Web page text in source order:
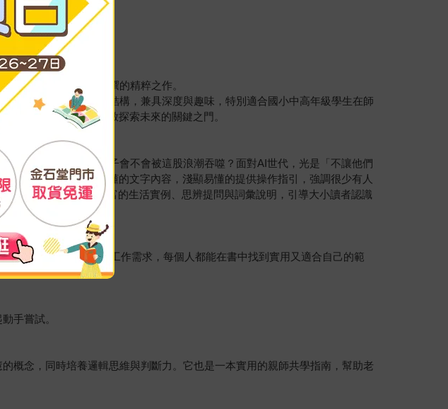
第一線教學經驗所編撰的精粹之作。
理討論」的三明治結構，兼具深度與趣味，特別適合國小中高年級學生在師
刻，共同為下一代開啟探索未來的關鍵之門。
曾像我一樣，擔心孩子會不會被這股浪潮吞噬？面對AI世代，光是「不讓他們
指南》以小學生都能懂的文字內容，淺顯易懂的提供操作指引，強調很少有人
設計原理，並透過豐富的生活實例、思辨提問與詞彙說明，引導大小讀者認識
常生活應用，或因應工作需求，每個人都能在書中找到實用又適合自己的範
！
手嘗試。
概念，同時培養邏輯思維與判斷力。它也是一本實用的親師共學指南，幫助老